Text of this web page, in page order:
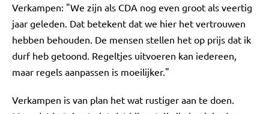
Verkampen: "We zijn als CDA nog even groot als veertig
jaar geleden. Dat betekent dat we hier het vertrouwen
hebben behouden. De mensen stellen het op prijs dat ik
durf heb getoond. Regeltjes uitvoeren kan iedereen,
maar regels aanpassen is moeilijker."
Verkampen is van plan het wat rustiger aan te doen.